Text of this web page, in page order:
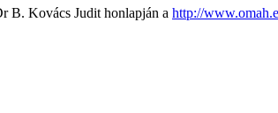
B. Kovács Judit honlapján a http://